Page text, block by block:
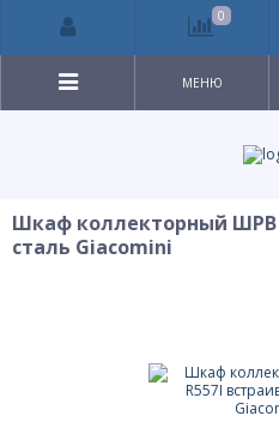
МЕНЮ
Шкаф коллекторный ШРВ
сталь Giacomini
0